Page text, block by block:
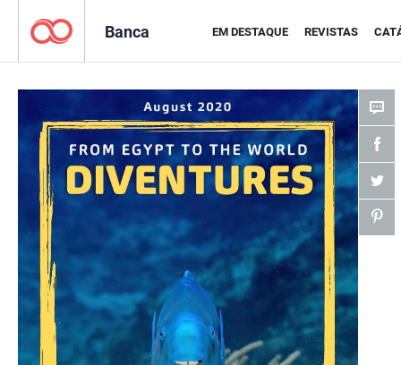
Banca EM DESTAQUE REVISTAS